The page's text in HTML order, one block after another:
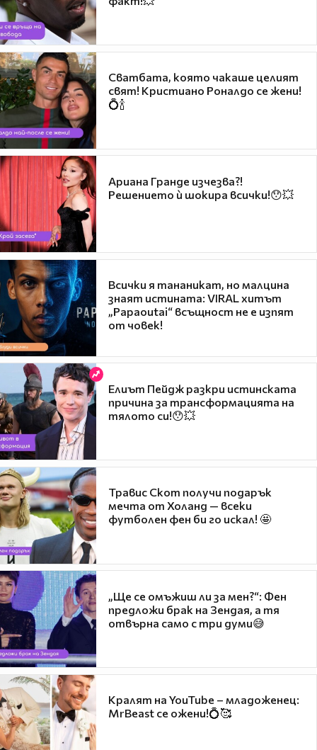
Сватбата, която чакаше целият
свят! Кристиано Роналдо се жени!
💍🍾
Ариана Гранде изчезва?!
Решението ѝ шокира всички!😯💥
Всички я тананикат, но малцина
знаят истината: VIRAL хитът
„Papaoutai“ всъщност не е изпят
от човек!
Елиът Пейдж разкри истинската
причина за трансформацията на
тялото си!😯💥
Травис Скот получи подарък
мечта от Холанд — всеки
футболен фен би го искал! 🤩
„Ще се омъжиш ли за мен?“: Фен
предложи брак на Зендая, а тя
отвърна само с три думи😅
Кралят на YouTube – младоженец:
MrBeast се ожени!💍🥰